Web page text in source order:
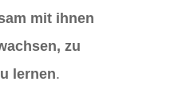
mit ihnen
zu
lernen.